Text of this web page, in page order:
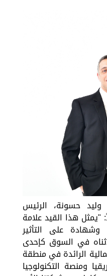
حسونة، الرئيس
"يمثل هذا القيد علامة
على التأثير
في السوق كإحدى
الرائدة في منطقة
ومنصة التكنولوجيا